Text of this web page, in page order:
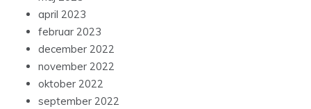
april 2023
februar 2023
december 2022
november 2022
oktober 2022
september 2022